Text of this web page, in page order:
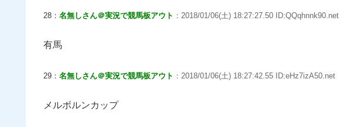
28： 名無しさん＠実況で競馬板アウト ：2018/01/06(土) 18:27:27.50 ID:QQqhnnk90.net
有馬
29： 名無しさん＠実況で競馬板アウト ：2018/01/06(土) 18:27:42.55 ID:eHz7izA50.net
メルボルンカップ